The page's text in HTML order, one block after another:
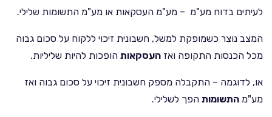
לעיתים בדוח מע"מ – מע"מ העסקאות או מע"מ התשומות שלילי.
המצב נוצר כשמופקת למשל, חשבונית זיכוי ללקוח על סכום גבוה
מכל הכנסות התקופה ואז העסקאות הופכות להיות שליליות.
או, לדוגמה – התקבלה מספק חשבונית זיכוי על סכום גבוה ואז
מע"מ התשומות הפך לשלילי.